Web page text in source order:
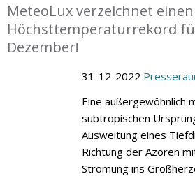
MeteoLux verzeichnet
Höchsttemperaturrekord
Dezember!
31-12-2022
Eine außergewöhnlich
subtropischen
Ausweitung eines
Richtung der Azoren
Strömung ins